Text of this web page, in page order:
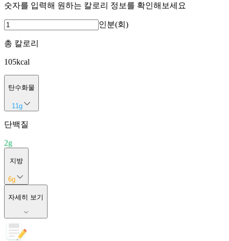
숫자를 입력해 원하는 칼로리 정보를 확인해보세요
인분(회)
총 칼로리
105kcal
탄수화물
11g
단백질
2g
지방
6g
자세히 보기